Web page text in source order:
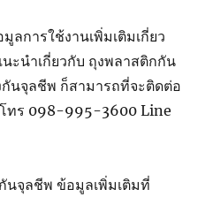
การใช้งานเพิ่มเติมเกี่ยว
ะนำเกี่ยวกับ ถุงพลาสติกกัน
นจุลชีพ ก็สามารถที่จะติดต่อ
โทร 098-995-3600 Line
จุลชีพ ข้อมูลเพิ่มเติมที่